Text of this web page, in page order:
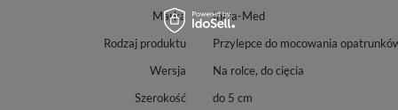
Marka
Intra-Med
Rodzaj produktu
Przylepce do mocowania
Wersja
Na rolce, do cięcia
Szerokość
do 5 cm